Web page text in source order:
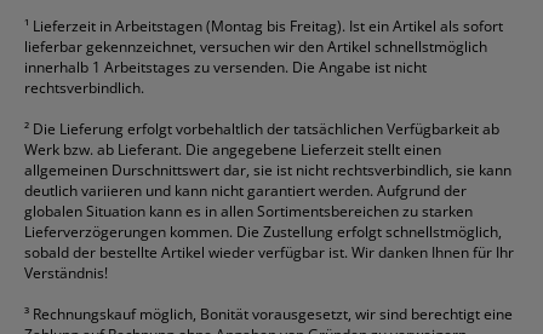
¹ Lieferzeit in Arbeitstagen (Montag bis Freitag). Ist ein Artikel als sofort
lieferbar gekennzeichnet, versuchen wir den Artikel schnellstmöglich
innerhalb 1 Arbeitstages zu versenden. Die Angabe ist nicht
rechtsverbindlich.
² Die Lieferung erfolgt vorbehaltlich der tatsächlichen Verfügbarkeit ab
Werk bzw. ab Lieferant. Die angegebene Lieferzeit stellt einen
allgemeinen Durschnittswert dar, sie ist nicht rechtsverbindlich, sie kann
deutlich variieren und kann nicht garantiert werden. Aufgrund der
globalen Situation kann es in allen Sortimentsbereichen zu starken
Lieferverzögerungen kommen. Die Zustellung erfolgt schnellstmöglich,
sobald der bestellte Artikel wieder verfügbar ist. Wir danken Ihnen für Ihr
Verständnis!
³ Rechnungskauf möglich, Bonität vorausgesetzt, wir sind berechtigt eine